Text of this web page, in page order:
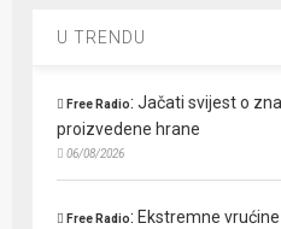
U TRENDU
Free Radio:Jačati svijest o
proizvedene hrane
06/08/2026
Free Radio: Ekstremne